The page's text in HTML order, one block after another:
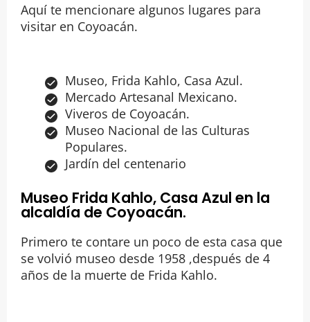
Aquí te mencionare algunos lugares para
visitar en Coyoacán.
Museo, Frida Kahlo, Casa Azul.
Mercado Artesanal Mexicano.
Viveros de Coyoacán.
Museo Nacional de las Culturas
Populares.
Jardín del centenario
Museo Frida Kahlo, Casa Azul en la
alcaldía de Coyoacán.
Primero te contare un poco de esta casa que
se volvió museo desde 1958 ,después de 4
años de la muerte de Frida Kahlo.